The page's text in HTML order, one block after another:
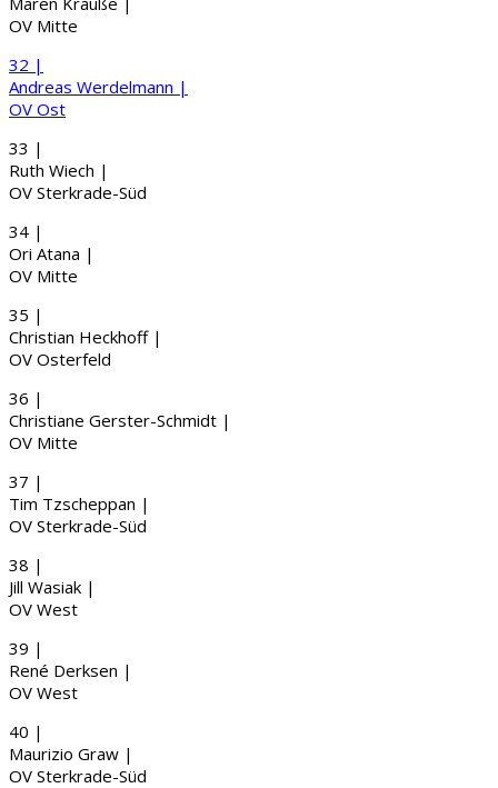
OV Mitte
32 |
Andreas Werdelmann |
OV Ost
33 |
Ruth Wiech |
OV Sterkrade-Süd
34 |
Ori Atana |
OV Mitte
35 |
Christian Heckhoff|
OV Osterfeld
36 |
Christiane Gerster-Schmidt |
OV Mitte
37 |
Tim Tzscheppan |
OV Sterkrade-Süd
38 |
Jill Wasiak |
OV West
39 |
René Derksen |
OV West
40 |
Maurizio Graw |
OV Sterkrade-Süd